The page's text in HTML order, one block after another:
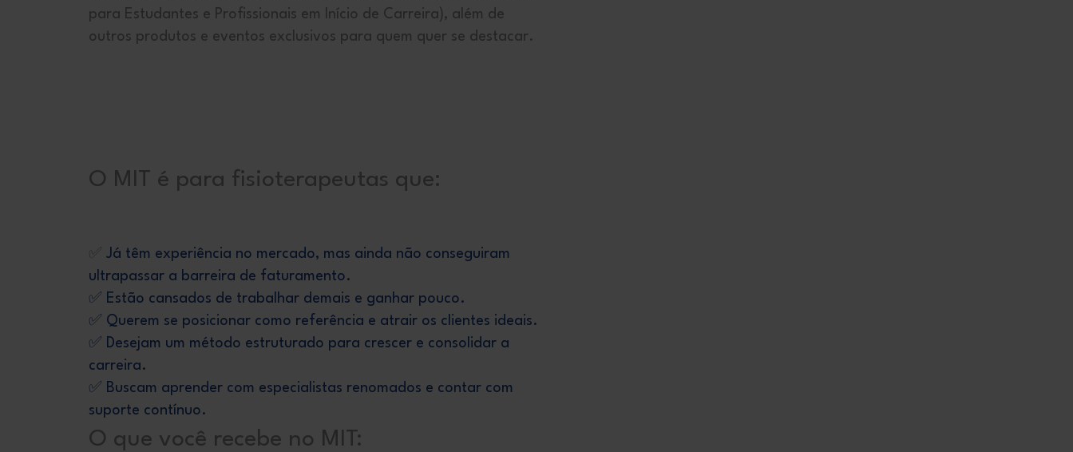
para Estudantes e Profissionais em Início de Carreira), além de
outros produtos e eventos exclusivos para quem quer se destacar.
O MIT é para fisioterapeutas que:
Já têm experiência no mercado, mas ainda não conseguiram
ultrapassar a barreira de faturamento.
✅ Estão cansados de trabalhar demais e ganhar pouco.
✅ Querem se posicionar como referência e atrair os clientes ideais.
✅ Desejam um método estruturado para crescer e consolidar a
carreira.
✅ Buscam aprender com especialistas renomados e contar com
suporte contínuo.
O que você recebe no MIT: